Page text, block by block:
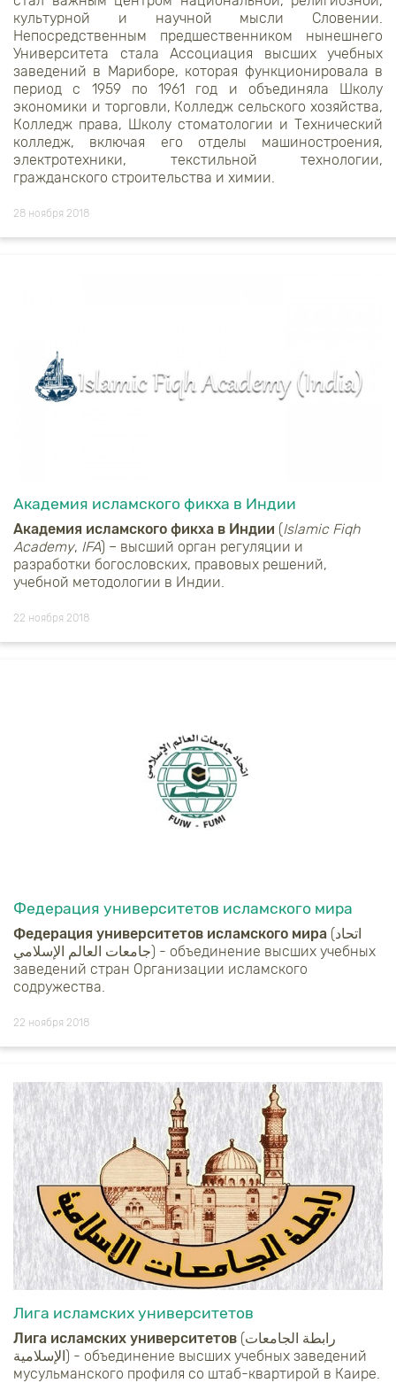
культурной и научной мысли Словении.
Непосредственным предшественником нынешнего
Университета стала Ассоциация высших учебных
заведений в Мариборе, которая функционировала в
период с 1959 по 1961 год и объединяла Школу
экономики и торговли, Колледж сельского хозяйства,
Колледж права, Школу стоматологии и Технический
колледж, включая его отделы машиностроения,
электротехники, текстильной технологии,
гражданского строительства и химии.
28 ноября 2018
Академия исламского фикха в Индии
Академия исламского фикха в Индии (Islamic Fiqh
Academy, IFA) – высший орган регуляции и
разработки богословских, правовых решений,
учебной методологии в Индии.
22 ноября 2018
Федерация университетов исламского мира
Федерация университетов исламского мира (اتحاد
جامعات العالم الإسلامي‎) - объединение высших учебных
заведений стран Организации исламского
содружества.
22 ноября 2018
Лига исламских университетов
Лига исламских университетов (رابطة الجامعات
الإسلامية) - объединение высших учебных заведений
мусульманского профиля со штаб-квартирой в Каире.